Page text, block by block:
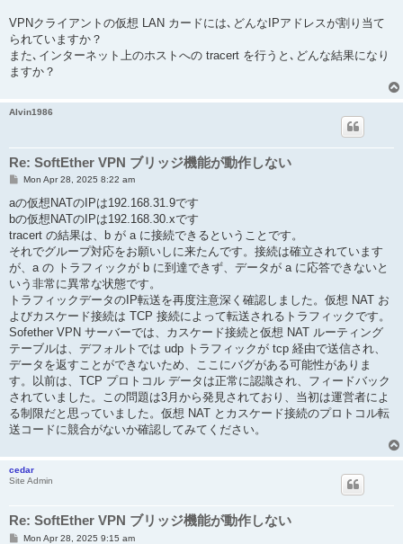
VPNクライアントの仮想 LAN カードには､どんなIPアドレスが割り当て
られていますか？
また､インターネット上のホストへの tracert を行うと､どんな結果になり
ますか？
Alvin1986
Re: SoftEther VPN ブリッジ機能が動作しない
P
s
Mon Apr 28, 2025 8:22 am
aの仮想NATのIPは192.168.31.9です
bの仮想NATのIPは192.168.30.xです
tracert の結果は、b が a に接続できるということです。
それでグループ対応をお願いしに来たんです。接続は確立されています
が、a の トラフィックが b に到達できず、データが a に応答できないと
いう非常に異常な状態です。
トラフィックデータのIP転送を再度注意深く確認しました。仮想 NAT お
よびカスケード接続は TCP 接続によって転送されるトラフィックです。
Sofether VPN サーバーでは、カスケード接続と仮想 NAT ルーティング
テーブルは、デフォルトでは udp トラフィックが tcp 経由で送信され、
データを返すことができないため、ここにバグがある可能性がありま
す。以前は、TCP プロトコル データは正常に認識され、フィードバック
されていました。この問題は3月から発見されており、当初は運営者によ
る制限だと思っていました。仮想 NAT とカスケード接続のプロトコル転
送コードに競合がないか確認してみてください。
cedar
Site Admin
Re: SoftEther VPN ブリッジ機能が動作しない
PMon Apr 28, 2025 9:15 am